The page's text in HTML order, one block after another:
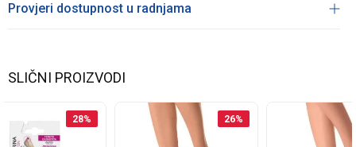
Provjeri dostupnost u radnjama
SLIČNI PROIZVODI
28% 26%